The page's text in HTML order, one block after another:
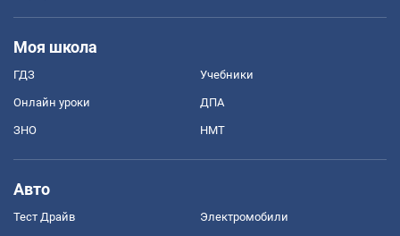
Моя школа
ГДЗ Учебники
Онлайн уроки ДПА
ЗНО НМТ
Авто
Тест Драйв Электромобили